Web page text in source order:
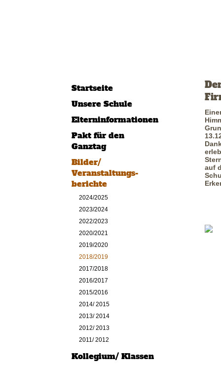
Startseite
Unsere Schule
Elterninformationen
Pakt für den
Ganztag
Bilder/
Veranstaltungs-
berichte
2024/2025
2023/2024
2022/2023
2020/2021
2019/2020
2018/2019
2017/2018
2016/2017
2015/2016
2014/ 2015
2013/ 2014
2012/ 2013
2011/ 2012
Kollegium/ Klassen
auf